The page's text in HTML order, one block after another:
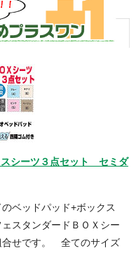
シーツ３点セット セミダ
ベッドパッド+ボックス
スタンダードＢＯＸシー
合せです。 全てのサイズ